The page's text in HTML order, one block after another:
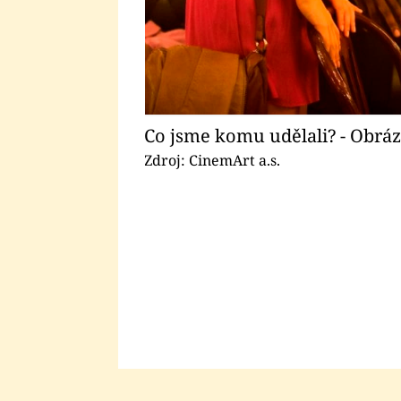
Co jsme komu udělali? -
Zdroj: CinemArt a.s.